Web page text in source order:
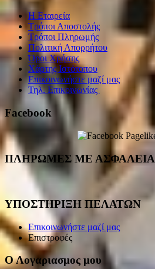
Η Εταιρεία
Τρόποι Αποστολής
Τρόποι Πληρωμής
Πολιτική Απορρήτου
Όροι Χρήσης
Χάρτης Ιστότοπου
Επικοινωνήστε μαζί μας
Τηλ. Επικοινωνίας
Facebook
ΠΛΗΡΩΜΕΣ ΜΕ ΑΣΦΑΛΕΙΑ
ΥΠΟΣΤΗΡΙΞΗ ΠΕΛΑΤΩΝ
Επικοινωνήστε μαζί μας
Επιστροφές
Ο Λογαριασμος μου